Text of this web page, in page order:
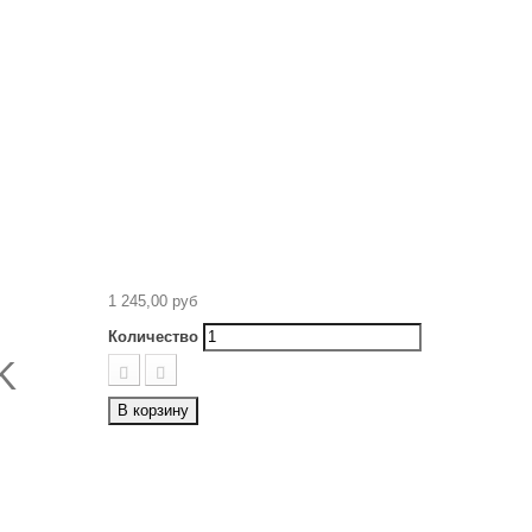
1 245,00 руб
Количество
В корзину